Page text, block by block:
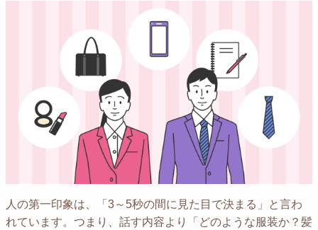
人の第一印象は、「3～5秒の間に見た目で決まる」と言わ
れています。 つまり、話す内容より「どのような服装か？髪